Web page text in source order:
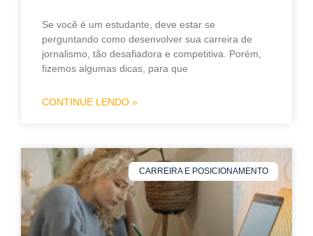
Se você é um estudante, deve estar se
perguntando como desenvolver sua carreira de
jornalismo, tão desafiadora e competitiva. Porém,
fizemos algumas dicas, para que
CONTINUE LENDO »
CARREIRA E POSICIONAMENTO